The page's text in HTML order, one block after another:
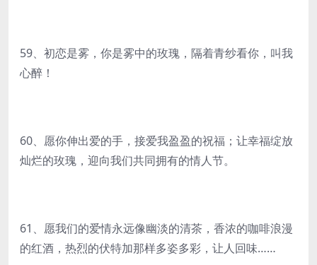
59、初恋是雾，你是雾中的玫瑰，隔着青纱看你，叫我
心醉！
60、愿你伸出爱的手，接爱我盈盈的祝福；让幸福绽放
灿烂的玫瑰，迎向我们共同拥有的情人节。
61、愿我们的爱情永远像幽淡的清茶，香浓的咖啡浪漫
的红酒，热烈的伏特加那样多姿多彩，让人回味……